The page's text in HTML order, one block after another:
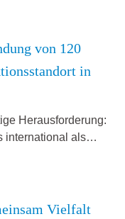
von 120
in
Herausforderung:
international als…
Vielfalt